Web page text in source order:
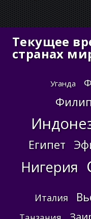
Текущее
странах
Уганда
Египет
Нигерия
Италия